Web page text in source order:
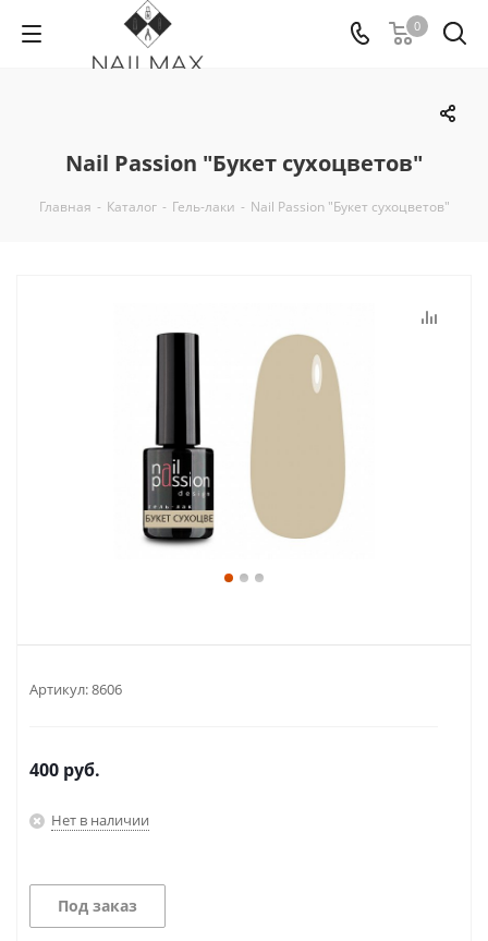
0
Nail Passion "Букет сухоцветов"
Главная - Каталог - Гель-лаки - Nail Passion "Букет сухоцветов"
Артикул:8606
400 руб.
Нет в наличии
Под заказ